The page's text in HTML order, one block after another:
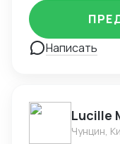
Написать
Lucille
Чунцин,